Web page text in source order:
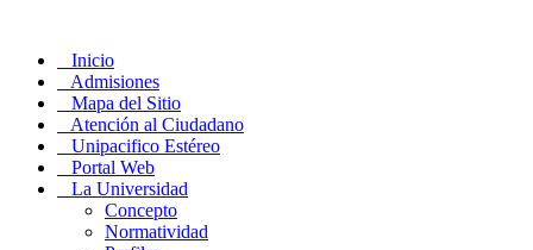
Inicio
Admisiones
Mapa del Sitio
Atención al Ciudadano
Unipacifico Estéreo
Portal Web
La Universidad
Concepto
Normatividad